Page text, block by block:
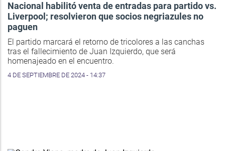
Nacional habilitó venta de entradas para partido vs.
Liverpool; resolvieron que socios negriazules no
paguen
El partido marcará el retorno de tricolores a las canchas
tras el fallecimiento de Juan Izquierdo, que será
homenajeado en el encuentro.
4 DE SEPTIEMBRE DE 2024 - 14:37